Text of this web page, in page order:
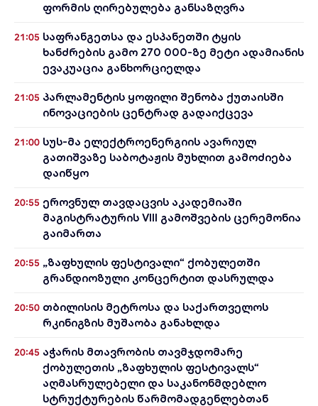
ფორმის ღირებულება განსაზღვრა
21:05 საფრანგეთსა და ესპანეთში ტყის
ხანძრების გამო 270 000-ზე მეტი ადამიანის
ევაკუაცია განხორციელდა
21:05 პარლამენტის ყოფილი შენობა ქუთაისში
ინოვაციების ცენტრად გადაიქცევა
21:00 სუს-მა ელექტროენერგიის ავარიულ
გათიშვაზე საბოტაჟის მუხლით გამოძიება
დაიწყო
20:55 ეროვნულ თავდაცვის აკადემიაში
მაგისტრატურის VIII გამოშვების ცერემონია
გაიმართა
20:55 „ზაფხულის ფესტივალი“ ქობულეთში
გრანდიოზული კონცერტით დასრულდა
20:50 თბილისის მეტროსა და საქართველოს
რკინიგზის მუშაობა განახლდა
20:45 აჭარის მთავრობის თავმჯდომარე
ქობულეთის „ზაფხულის ფესტივალს“
აღმასრულებელი და საკანონმდებლო
სტრუქტურების წარმომადგენლებთან